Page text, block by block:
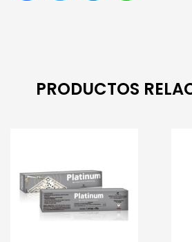
PRODUCTOS